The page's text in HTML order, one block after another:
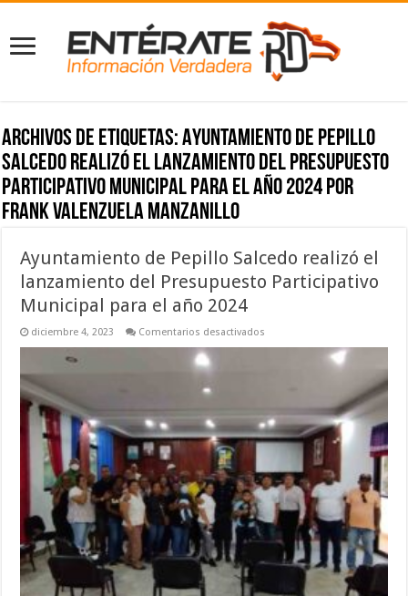
Archivos de etiquetas:Ayuntamiento de Pepillo
Salcedo realizó el lanzamiento del Presupuesto
Participativo Municipal para el año 2024 Por
Frank Valenzuela Manzanillo
Ayuntamiento de Pepillo Salcedo realizó el
lanzamiento del Presupuesto Participativo
Municipal para el año 2024
diciembre 4, 2023 Comentarios desactivados
lanzamiento
del
Presupuesto
Participativo
para
el
año
2024